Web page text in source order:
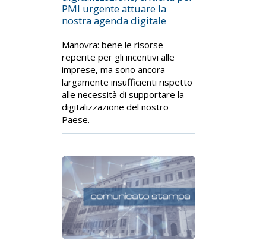
PMI urgente attuare la
nostra agenda digitale
Manovra: bene le risorse
reperite per gli incentivi alle
imprese, ma sono ancora
largamente insufficienti rispetto
alle necessità di supportare la
digitalizzazione del nostro
Paese.